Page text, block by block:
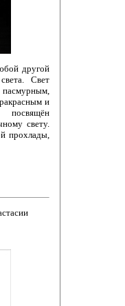
другой
Свет
и
посвящён
свету.
прохлады,